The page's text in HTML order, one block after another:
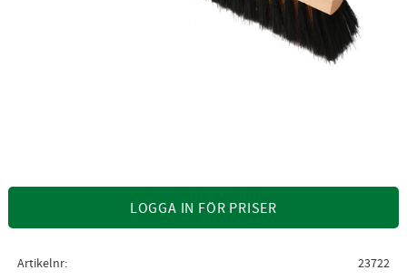
LOGGA IN FÖR PRISER
Artikelnr 23722